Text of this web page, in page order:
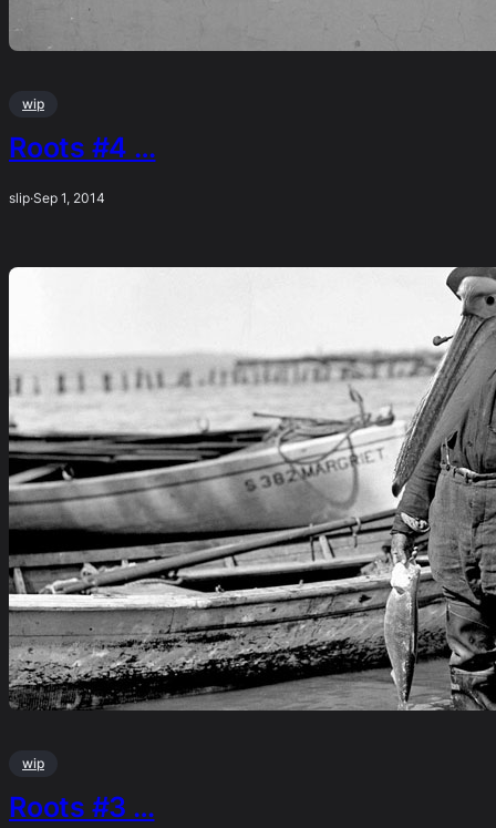
wip
Roots #4 …
slip·Sep 1, 2014
wip
Roots #3 …